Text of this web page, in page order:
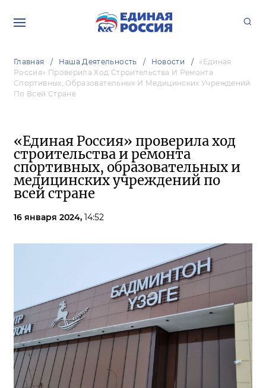
Главная Наша Деятельность Новости
«Единая
Россия» Проверила Ход Строительства И Ремонта
Спортивных, Образовательных И Медицинских Учреждений
По Всей Стране
«Единая Россия» проверила ход
строительства и ремонта
спортивных, образовательных и
медицинских учреждений по
всей стране
16 января 2024, 14:52